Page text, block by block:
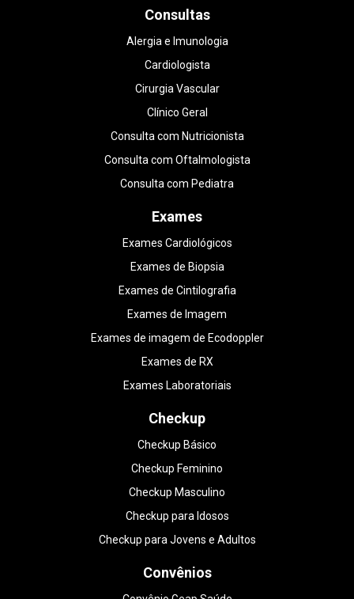
Consultas
Alergia e Imunologia
Cardiologista
Cirurgia Vascular
Clínico Geral
Consulta com Nutricionista
Consulta com Oftalmologista
Consulta com Pediatra
Exames
Exames Cardiológicos
Exames de Biopsia
Exames de Cintilografia
Exames de Imagem
Exames de imagem de Ecodoppler
Exames de RX
Exames Laboratoriais
Checkup
Checkup Básico
Checkup Feminino
Checkup Masculino
Checkup para Idosos
Checkup para Jovens e Adultos
Convênios